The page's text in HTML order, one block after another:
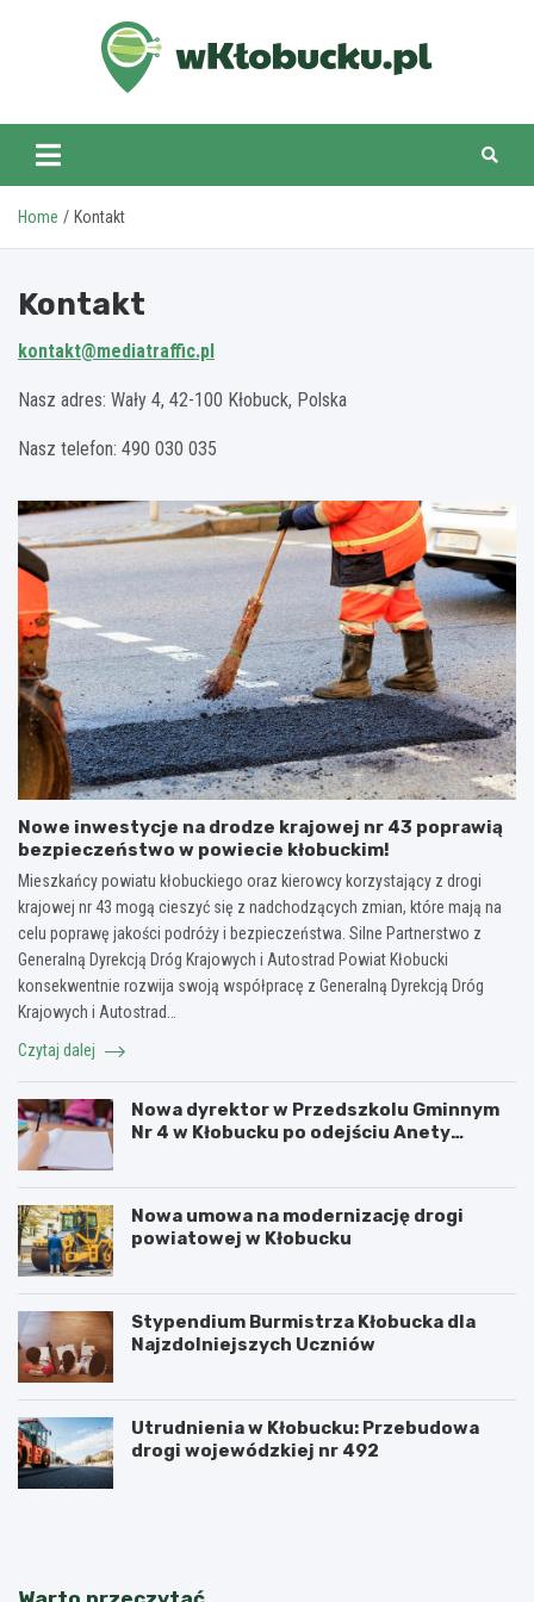
wKlobucku.pl
Home Kontakt
Kontakt
kontakt@mediatraffic.pl
Nasz adres: Wały 4, 42-100 Kłobuck, Polska
Nasz telefon: 490 030 035
Nowe inwestycje na drodze krajowej nr 43 poprawią
bezpieczeństwo w powiecie kłobuckim!
Mieszkańcy powiatu kłobuckiego oraz kierowcy korzystający z drogi
krajowej nr 43 mogą cieszyć się z nadchodzących zmian, które mają na
celu poprawę jakości podróży i bezpieczeństwa. Silne Partnerstwo z
Generalną Dyrekcją Dróg Krajowych i Autostrad Powiat Kłobucki
konsekwentnie rozwija swoją współpracę z Generalną Dyrekcją Dróg
Krajowych i Autostrad…
Czytaj dalej
Nowa dyrektor w Przedszkolu Gminnym
Nr 4 w Kłobucku po odejściu Anety
Nowa umowa na modernizację drogi
powiatowej w Kłobucku
Stypendium Burmistrza Kłobucka dla
Najzdolniejszych Uczniów
Utrudnienia w Kłobucku: Przebudowa
drogi wojewódzkiej nr 492
K
K